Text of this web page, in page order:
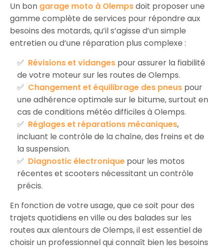
Un bon garage moto à Olempsdoit proposer une
gamme complète de services pour répondre aux
besoins des motards, qu’il s’agisse d’un simple
entretien ou d’une réparation plus complexe :
Révisions et vidanges pour assurer la fiabilité
de votre moteur sur les routes de Olemps.
Changement et équilibrage des pneus pour
une adhérence optimale sur le bitume, surtout en
cas de conditions météo difficiles à Olemps.
Réglages et réparations mécaniques,
incluant le contrôle de la chaîne, des freins et de
la suspension.
Diagnostic électronique pour les motos
récentes et scooters nécessitant un contrôle
précis.
En fonction de votre usage, que ce soit pour des
trajets quotidiens en ville ou des balades sur les
routes aux alentours de Olemps, il est essentiel de
choisir un professionnel qui connaît bien les besoins